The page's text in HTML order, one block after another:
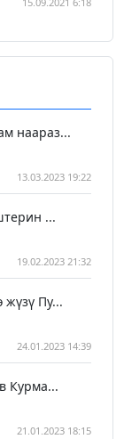
наараз...
13.03.2023 19:22
...
19.02.2023 21:32
Пу...
24.01.2023 14:39
Курма...
21.01.2023 18:15